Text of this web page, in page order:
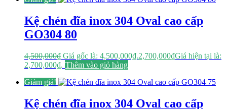
Kệ chén đĩa inox 304 Oval cao cấp
GO304 80
4,500,000₫ Giá gốc là: 4,500,000₫.2,700,000₫Giá hiện tại là:
2,700,000₫. Thêm vào giỏ hàng
Giảm giá!
Kệ chén đĩa inox 304 Oval cao cấp